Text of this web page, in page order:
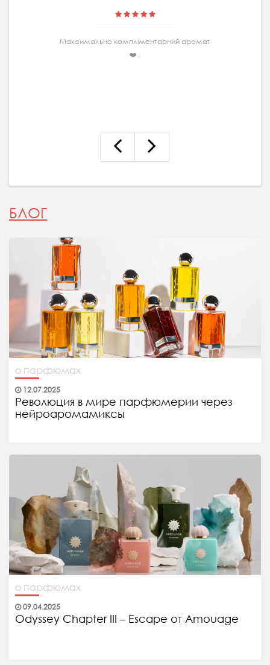
Максимально комплiментарний аромат
❤️..
БЛОГ
о парфюмах
12.07.2025
Революция в мире парфюмерии через
нейроаромамиксы
о парфюмах
09.04.2025
Odyssey Chapter III – Escape от Amouage